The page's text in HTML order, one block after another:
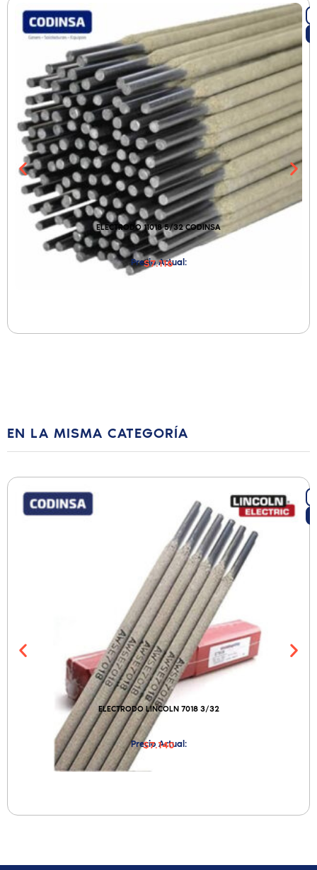
ELECTRODO 11018 5/32 CODINSA
Precio Actual:
$7.116
EN LA MISMA CATEGORÍA
ELECTRODO LINCOLN 7018 3/32
Precio Actual:
$7.140